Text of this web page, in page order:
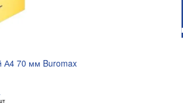
А4 70 мм Buromax